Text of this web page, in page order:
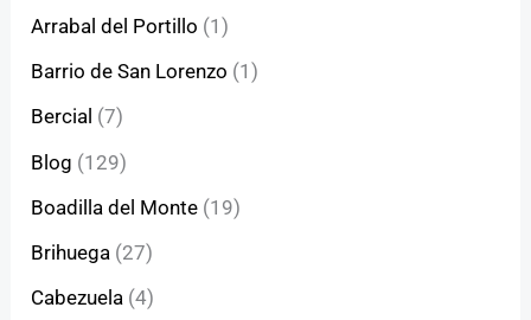
Arrabal del Portillo (1)
Barrio de San Lorenzo (1)
Bercial (7)
Blog (129)
Boadilla del Monte (19)
Brihuega (27)
Cabezuela (4)